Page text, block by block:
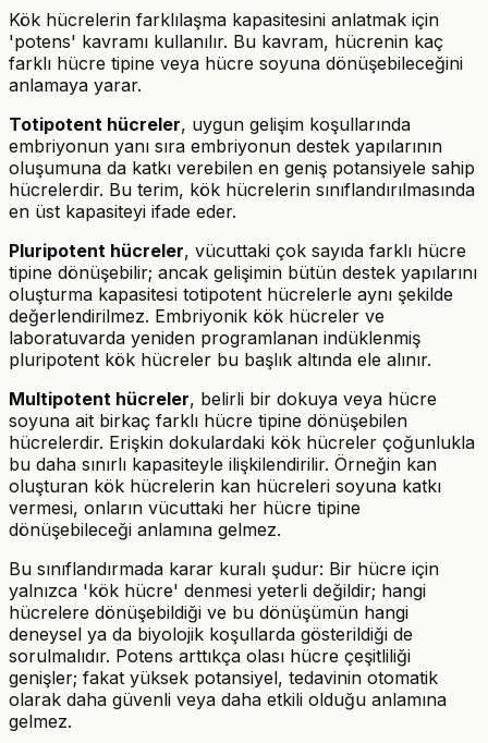
Kök hücrelerin farklılaşma kapasitesini anlatmak için
'potens' kavramı kullanılır. Bu kavram, hücrenin kaç
farklı hücre tipine veya hücre soyuna dönüşebileceğini
anlamaya yarar.
Totipotent hücreler, uygun gelişim koşullarında
embriyonun yanı sıra embriyonun destek yapılarının
oluşumuna da katkı verebilen en geniş potansiyele sahip
hücrelerdir. Bu terim, kök hücrelerin sınıflandırılmasında
en üst kapasiteyi ifade eder.
Pluripotent hücreler, vücuttaki çok sayıda farklı hücre
tipine dönüşebilir; ancak gelişimin bütün destek yapılarını
oluşturma kapasitesi totipotent hücrelerle aynı şekilde
değerlendirilmez. Embriyonik kök hücreler ve
laboratuvarda yeniden programlanan indüklenmiş
pluripotent kök hücreler bu başlık altında ele alınır.
Multipotent hücreler, belirli bir dokuya veya hücre
soyuna ait birkaç farklı hücre tipine dönüşebilen
hücrelerdir. Erişkin dokulardaki kök hücreler çoğunlukla
bu daha sınırlı kapasiteyle ilişkilendirilir. Örneğin kan
oluşturan kök hücrelerin kan hücreleri soyuna katkı
vermesi, onların vücuttaki her hücre tipine
dönüşebileceği anlamına gelmez.
Bu sınıflandırmada karar kuralı şudur: Bir hücre için
yalnızca 'kök hücre' denmesi yeterli değildir; hangi
hücrelere dönüşebildiği ve bu dönüşümün hangi
deneysel ya da biyolojik koşullarda gösterildiği de
sorulmalıdır. Potens arttıkça olası hücre çeşitliliği
genişler; fakat yüksek potansiyel, tedavinin otomatik
olarak daha güvenli veya daha etkili olduğu anlamına
gelmez.